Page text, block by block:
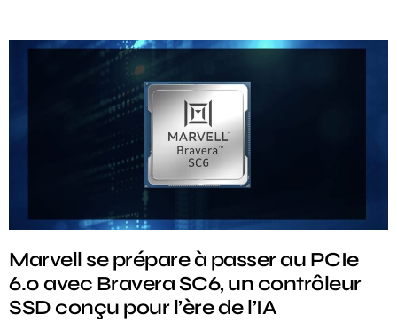
Marvell se prépare à passer au PCIe
6.0 avec Bravera SC6, un contrôleur
SSD conçu pour l’ère de l’IA